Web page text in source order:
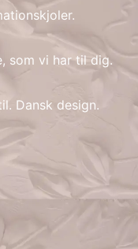
som vi har til dig.
Dansk design.